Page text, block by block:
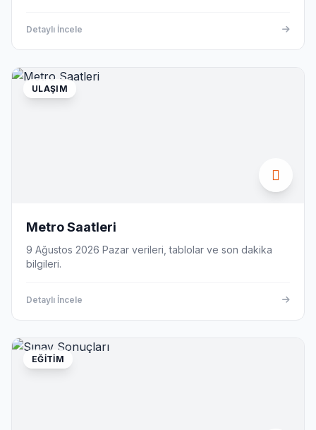
Detaylı İncele
ULAŞIM
Metro Saatleri
9 Ağustos 2026 Pazar verileri, tablolar ve son dakika
bilgileri.
Detaylı İncele
EĞITIM